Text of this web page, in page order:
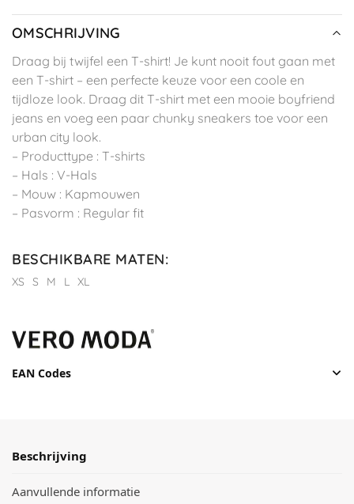
OMSCHRIJVING
Draag bij twijfel een T-shirt! Je kunt nooit fout gaan met
een T-shirt – een perfecte keuze voor een coole en
tijdloze look. Draag dit T-shirt met een mooie boyfriend
jeans en voeg een paar chunky sneakers toe voor een
urban city look.
– Producttype : T-shirts
– Hals : V-Hals
– Mouw : Kapmouwen
– Pasvorm : Regular fit
BESCHIKBARE MATEN:
XS S M L XL
EAN Codes
Beschrijving
Aanvullende informatie